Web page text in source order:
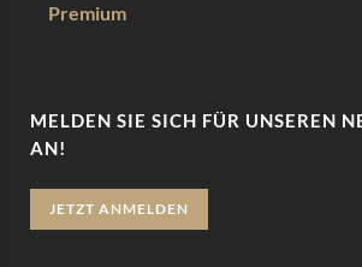
Premium
MELDEN SIE SICH FÜR UNSEREN
AN!
JETZT ANMELDEN